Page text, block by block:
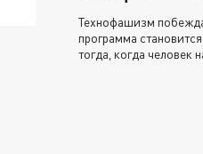
Технофашизм
программа
тогда, когда человек